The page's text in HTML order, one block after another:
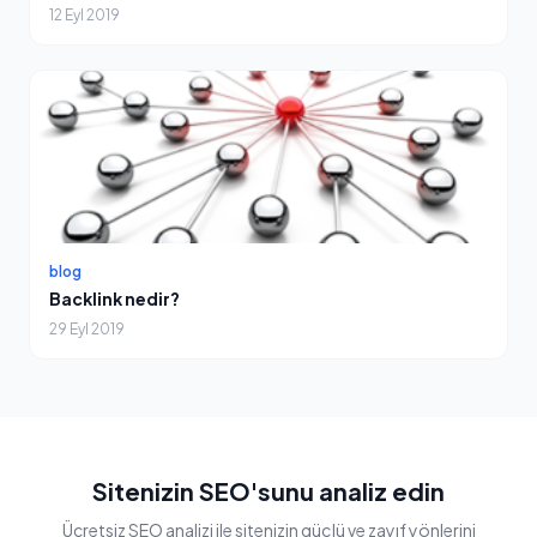
12 Eyl 2019
blog
Backlink nedir?
29 Eyl 2019
Sitenizin SEO'sunu analiz edin
Ücretsiz SEO analizi ile sitenizin güçlü ve zayıf yönlerini